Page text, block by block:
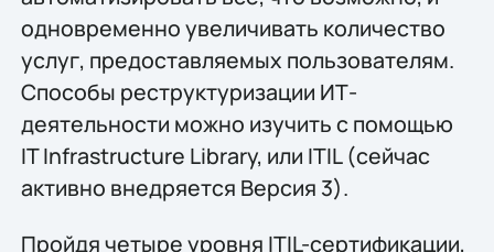
одновременно увеличивать количество
услуг, предоставляемых пользователям.
Способы реструктуризации ИТ-
деятельности можно изучить с помощью
IT Infrastructure Library, или ITIL (сейчас
активно внедряется Версия 3).
Пройдя четыре уровня ITIL-сертификации,